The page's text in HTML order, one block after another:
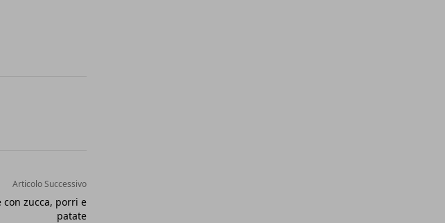
Articolo Successivo
zucca, porri e
patate